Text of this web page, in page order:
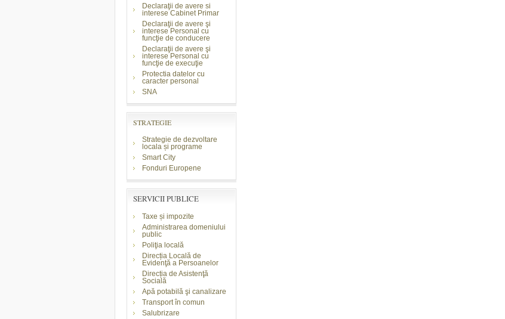
Declaraţii de avere si
interese Cabinet Primar
Declaraţii de avere şi
interese Personal cu
funcţie de conducere
Declaraţii de avere şi
interese Personal cu
funcţie de execuţie
Protectia datelor cu
caracter personal
SNA
STRATEGIE
Strategie de dezvoltare
locala și programe
Smart City
Fonduri Europene
SERVICII PUBLICE
Taxe și impozite
Administrarea domeniului
public
Poliţia locală
Direcția Locală de
Evidenţă a Persoanelor
Direcția de Asistenţă
Socială
Apă potabilă şi canalizare
Transport în comun
Salubrizare